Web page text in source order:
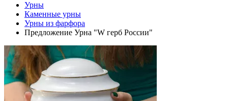
Урны
Каменные урны
Урны из фарфора
Предложение Урна "W герб России"